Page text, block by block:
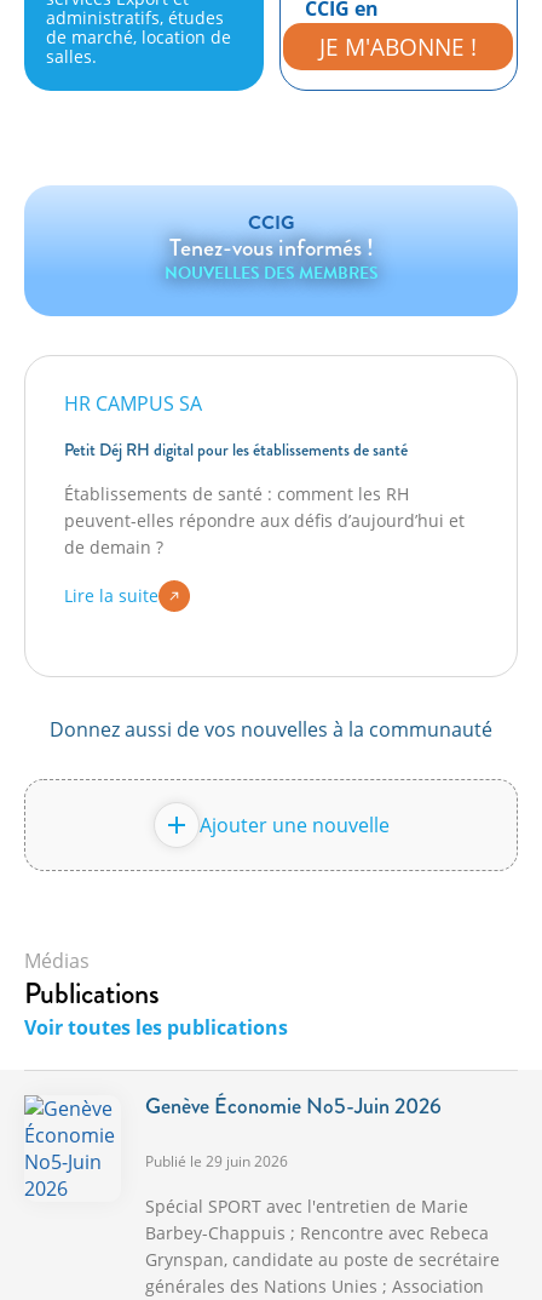
administratifs, études
de marché, location de
salles.
CCIG en
exclusivité.
JE M'ABONNE !
CCIG
Tenez-vous informés !
NOUVELLES DES MEMBRES
HR CAMPUS SA
Petit Déj RH digital pour les établissements de santé
Établissements de santé : comment les RH
peuvent-elles répondre aux défis d’aujourd’hui et
de demain ?
Lire la suite
Donnez aussi de vos nouvelles à la communauté
Ajouter une nouvelle
Médias
Publications
Voir toutes les publications
Genève Économie No5-Juin 2026
Publié le 29 juin 2026
Spécial SPORT avec l'entretien de Marie
Barbey-Chappuis ; Rencontre avec Rebeca
Grynspan, candidate au poste de secrétaire
générales des Nations Unies ; Association